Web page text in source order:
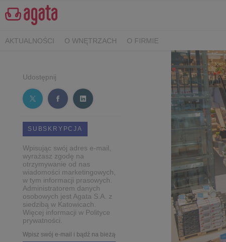
AKTUALNOŚCI O WNĘTRZACH O FIRMIE
Udostępnij
SUBSKRYPCJA
Wpisując swój adres e-mail,
wyrażasz zgodę na
otrzymywanie od nas
wiadomości marketingowych,
w tym informacji prasowych.
Administratorem danych
osobowych jest Agata S.A. z
siedzibą w Katowicach.
Więcej informacji w Polityce
prywatności.